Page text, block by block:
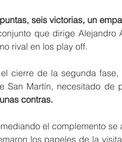
seis victorias, un
que dirige Alejandro
rival en los play off.
cierre de la segunda
San Martín, necesitado de
contras.
el complemento
los papeles de la